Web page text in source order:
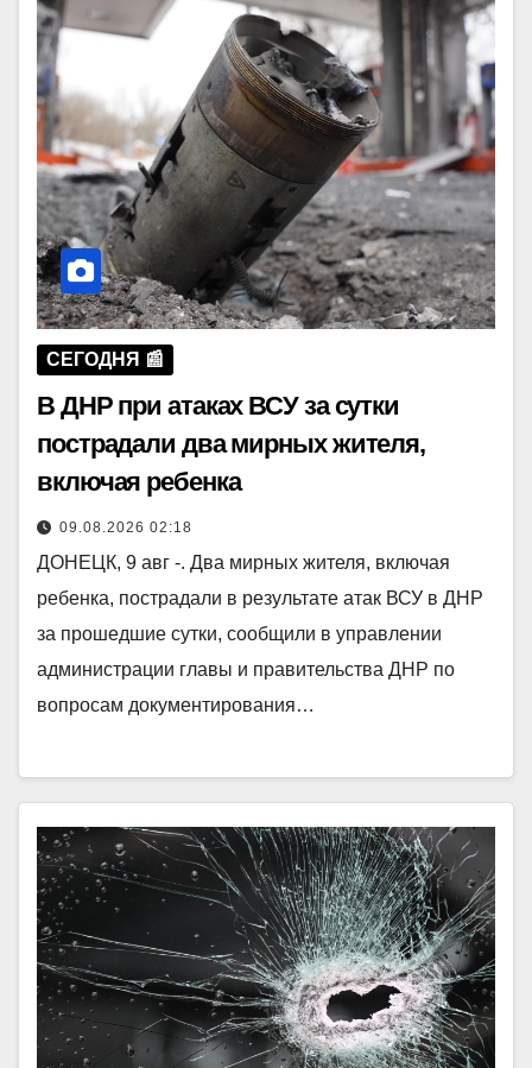
СЕГОДНЯ 📰
В ДНР при атаках ВСУ за сутки
пострадали два мирных жителя,
включая ребенка
09.08.2026 02:18
ДОНЕЦК, 9 авг -. Два мирных жителя, включая
ребенка, пострадали в результате атак ВСУ в ДНР
за прошедшие сутки, сообщили в управлении
администрации главы и правительства ДНР по
вопросам документирования…